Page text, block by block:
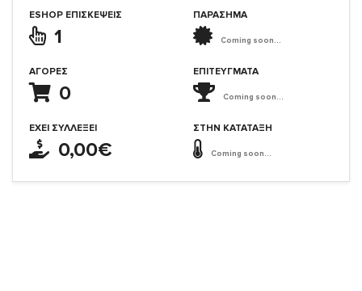
ESHOP ΕΠΙΣΚΈΨΕΙΣ
1
ΑΓΟΡΈΣ
0
ΈΧΕΙ ΣΥΛΛΈΞΕΙ
0,00€
ΠΑΡΑΣΗΜΑ
Coming soon...
ΕΠΙΤΕΎΓΜΑΤΑ
Coming soon...
ΣΤΗΝ ΚΑΤΆΤΑΞΗ
Coming soon...